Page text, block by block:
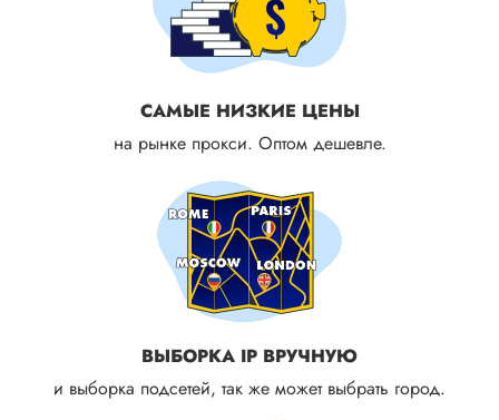
САМЫЕ НИЗКИЕ ЦЕНЫ
на рынке прокси. Оптом дешевле.
ВЫБОРКА IP ВРУЧНУЮ
и выборка подсетей, так же может выбрать город.